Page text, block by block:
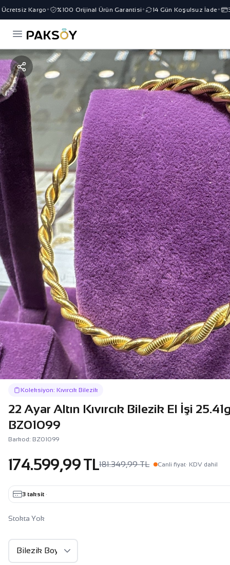
Kargo✦ %100 Orijinal Ürün Garantisi✦ 14 Gün Koşulsuz İade✦ 3
Koleksiyon: Kıvırcık Bilezik
22 Ayar Altın Kıvırcık Bilezik El İşi
BZ01099
Barkod: BZ01099
174.599,99 TL181.349,99 TL Canli fiyat· KDV dahil
3 taksit ·
Stokta Yok